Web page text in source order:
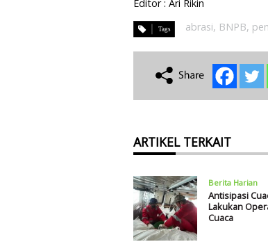
Editor : Ari Rikin
abrasi, BNPB,
ARTIKEL TERKAIT
Berita Harian
Antisipasi
Lakukan
Cuaca